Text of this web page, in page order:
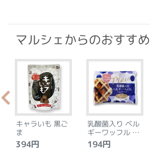
マルシェからのおすすめ
キャラいも 黒ご
ま
394円
乳酸菌入り ベル
ギーワッフル プ
レーン
194円